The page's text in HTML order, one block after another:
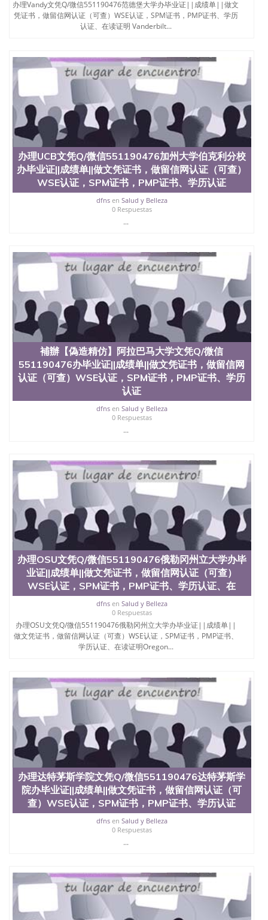
University）圣何塞州立大学学位证（San Jose State
University）圣何塞州立大学学位证（San Jose State
Jose State University）圣何塞州立大学学历证书
（San Jose State University）澳洲读书未毕业找人做
文凭学位qq微信551190476澳洲读CQU中央昆士兰大
学学历 绩单购买学位证书/澳洲读本科硕士做文凭/购
买澳洲大学毕业证成绩单假文凭学历
offieUniversityofSouthernQueensland 澳洲读书未毕
业找人做文凭学位qq微信551190476澳洲读CQU中央
昆士兰大学学历成绩单购买学位证书/澳洲读本科硕
士做文凭/购买澳洲大学毕业证成绩单假文凭学历办
理USF文凭Q/微信551190476南佛罗里达大学办毕业
证||成绩单||做文凭证书，做留信网认证（可查）WSE
认证，SPM证书，PMP证书、学历认证、在读证明
University of South Florida-Main
办理Vandy文凭Q/微信551190476范德堡大学办毕业证||成绩单||做文
凭证书，做留信网认证（可查）WSE认证，SPM证书，PMP证书、学历
认证、在读证明 Vanderbilt...
办理UCB文凭Q/微信551190476加州大学伯克利分校
办毕业证||成绩单||做文凭证书，做留信网认证（可查）
WSE认证，SPM证书，PMP证书、学历认证
dfnsen Salud y Belleza
0 Respuestas
...
補辦【偽造精仿】阿拉巴马大学文凭Q/微信
551190476办毕业证||成绩单||做文凭证书，做留信网
认证（可查）WSE认证，SPM证书，PMP证书、学历
认证
dfnsen Salud y Belleza
0 Respuestas
...
办理OSU文凭Q/微信551190476俄勒冈州立大学办毕
业证||成绩单||做文凭证书，做留信网认证（可查）
WSE认证，SPM证书，PMP证书、学历认证、在
dfnsen Salud y Belleza
0 Respuestas
办理OSU文凭Q/微信551190476俄勒冈州立大学办毕业证||成绩单||
做文凭证书，做留信网认证（可查）WSE认证，SPM证书，PMP证书、
学历认证、在读证明Oregon...
办理达特茅斯学院文凭Q/微信551190476达特茅斯学
院办毕业证||成绩单||做文凭证书，做留信网认证（可
查）WSE认证，SPM证书，PMP证书、学历认证
dfnsen Salud y Belleza
0 Respuestas
...